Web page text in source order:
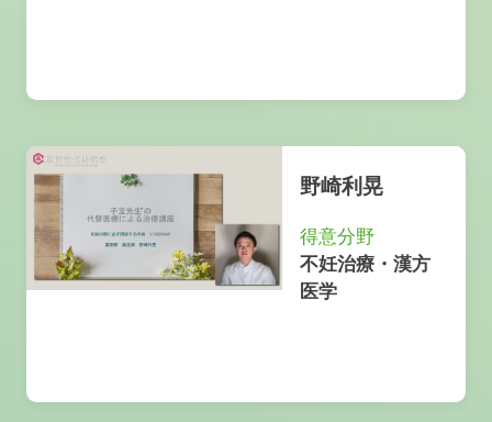
野崎利晃
得意分野
不妊治療・漢方
医学